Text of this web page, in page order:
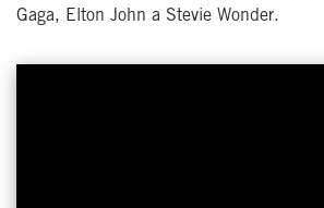
Gaga, Elton John a Stevie Wonder.